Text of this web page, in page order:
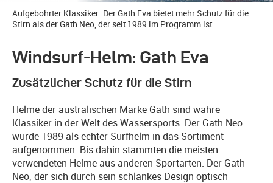
Aufgebohrter Klassiker. Der Gath Eva bietet mehr Schutz für die
Stirn als der Gath Neo, der seit 1989 im Programm ist.
Windsurf-Helm: Gath Eva
Zusätzlicher Schutz für die Stirn
Helme der australischen Marke Gath sind wahre
Klassiker in der Welt des Wassersports. Der Gath Neo
wurde 1989 als echter Surfhelm in das Sortiment
aufgenommen. Bis dahin stammten die meisten
verwendeten Helme aus anderen Sportarten. Der Gath
Neo, der sich durch sein schlankes Design optisch